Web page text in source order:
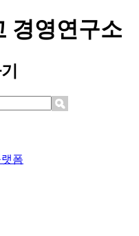
경영연구소
폼